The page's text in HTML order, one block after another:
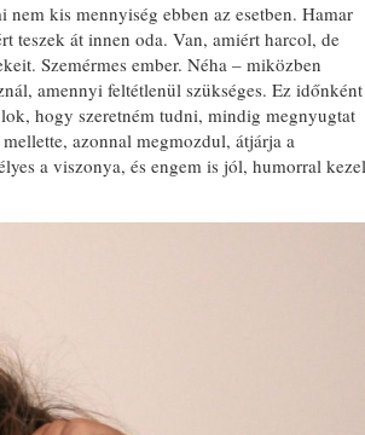
kis mennyiség ebben az esetben. Hamar
teszek át innen oda. Van, amiért harcol, de
Szemérmes ember. Néha – miközben
amennyi feltétlenül szükséges. Ez időnként
hogy szeretném tudni, mindig megnyugtat
azonnal megmozdul, átjárja a
a viszonya, és engem is jól, humorral kezel